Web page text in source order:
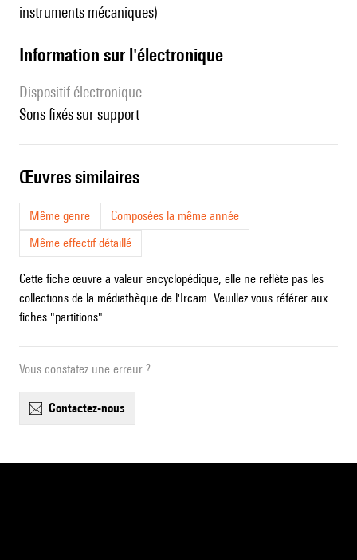
instruments mécaniques)
Information sur l'électronique
Dispositif électronique
sons fixés sur support
œuvres similaires
Même genre
Composées la même année
Même effectif détaillé
Cette fiche œuvre a valeur encyclopédique, elle ne reflète pas les
collections de la médiathèque de l'Ircam. Veuillez vous référer aux
fiches "partitions".
Vous constatez une erreur ?
contactez-nous